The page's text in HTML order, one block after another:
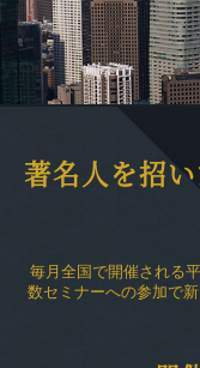
著名人を招
毎月全国で開催される
数セミナーへの参加で